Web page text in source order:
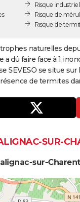
Risque industriel
Risque de
Risque de
naturelles
dû faire face à 1
SEVESO se situe sur
de termites
SUR-
sur-